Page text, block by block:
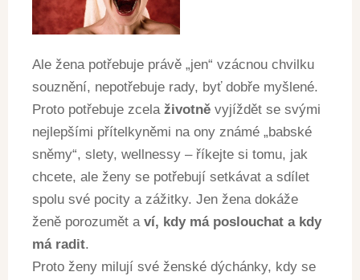
Ale žena potřebuje právě „jen“ vzácnou chvilku
souznění, nepotřebuje rady, byť dobře myšlené.
Proto potřebuje zcela životně vyjíždět se svými
nejlepšími přítelkyněmi na ony známé „babské
sněmy“, slety, wellnessy – říkejte si tomu, jak
chcete, ale ženy se potřebují setkávat a sdílet
spolu své pocity a zážitky. Jen žena dokáže
ženě porozumět a ví, kdy má poslouchat a kdy
má radit.
Proto ženy milují své ženské dýchánky, kdy se